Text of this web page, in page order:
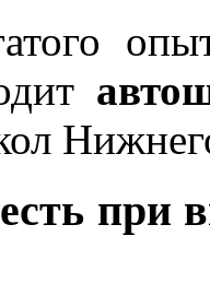
при